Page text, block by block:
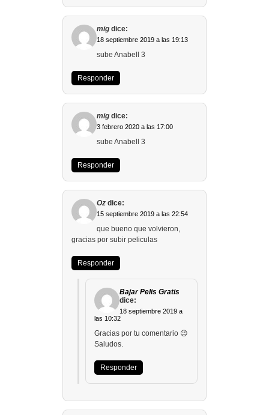
mig dice:
18 septiembre 2019 a las 19:13
sube Anabell 3
Responder
mig dice:
3 febrero 2020 a las 17:00
sube Anabell 3
Responder
Oz dice:
15 septiembre 2019 a las 22:54
que bueno que volvieron,
gracias por subir peliculas
Responder
Bajar Pelis Gratis
dice:
18 septiembre 2019 a
las 10:32
Gracias por tu comentario 😉
Saludos.
Responder